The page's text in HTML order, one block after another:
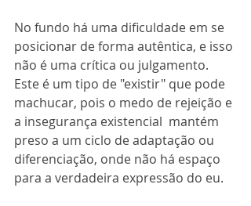
No fundo há uma dificuldade em se
posicionar de forma autêntica, e isso
não é uma crítica ou julgamento.
Este é um tipo de "existir" que pode
machucar, pois o medo de rejeição e
a insegurança existencial  mantém
preso a um ciclo de adaptação ou
diferenciação, onde não há espaço
para a verdadeira expressão do eu.